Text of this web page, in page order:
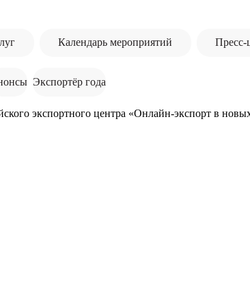
Календарь мероприятий Пресс-
Экспортёр года
экспортного центра «Онлайн-экспорт в